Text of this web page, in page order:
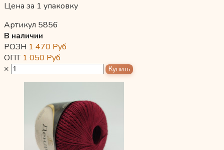
Цена за 1 упаковку
Артикул 5856
В наличии
РОЗН 1 470 Руб
ОПТ 1 050 Руб
×